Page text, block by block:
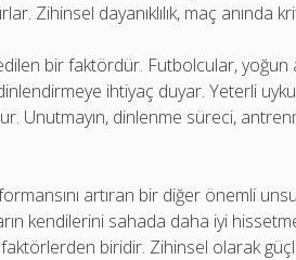
Zihinsel dayanıklılık, maç anında
bir faktördür. Futbolcular,
ihtiyaç duyar. Yeterli
Unutmayın, dinlenme süreci,
artıran bir diğer önemli
kendilerini sahada daha iyi
faktörlerden biridir. Zihinsel olarak